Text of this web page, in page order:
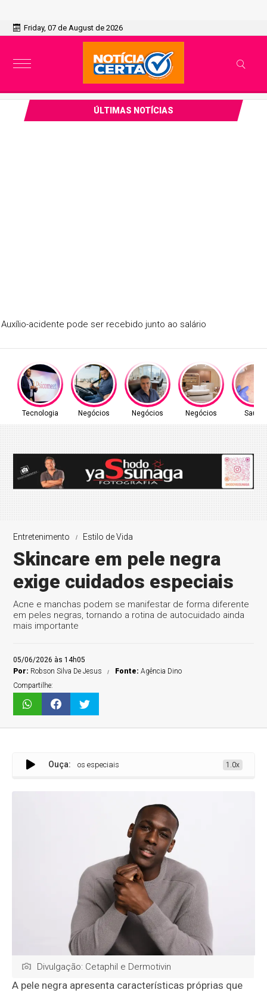
Friday, 07 de August de 2026
ÚLTIMAS NOTÍCIAS
Auxílio-acidente pode ser recebido junto ao salário
Tecnologia Negócios Negócios Negócios Saúde
Entretenimento Estilo de Vida
Skincare em pele negra
exige cuidados especiais
Acne e manchas podem se manifestar de forma diferente
em peles negras, tornando a rotina de autocuidado ainda
mais importante
05/06/2026 às 14h05
Por: Robson Silva De Jesus Fonte:Agência Dino
Compartilhe:
Ouça:
exige cuidados especiais 1.0x
Divulgação: Cetaphil e Dermotivin
A pele negra apresenta características próprias que